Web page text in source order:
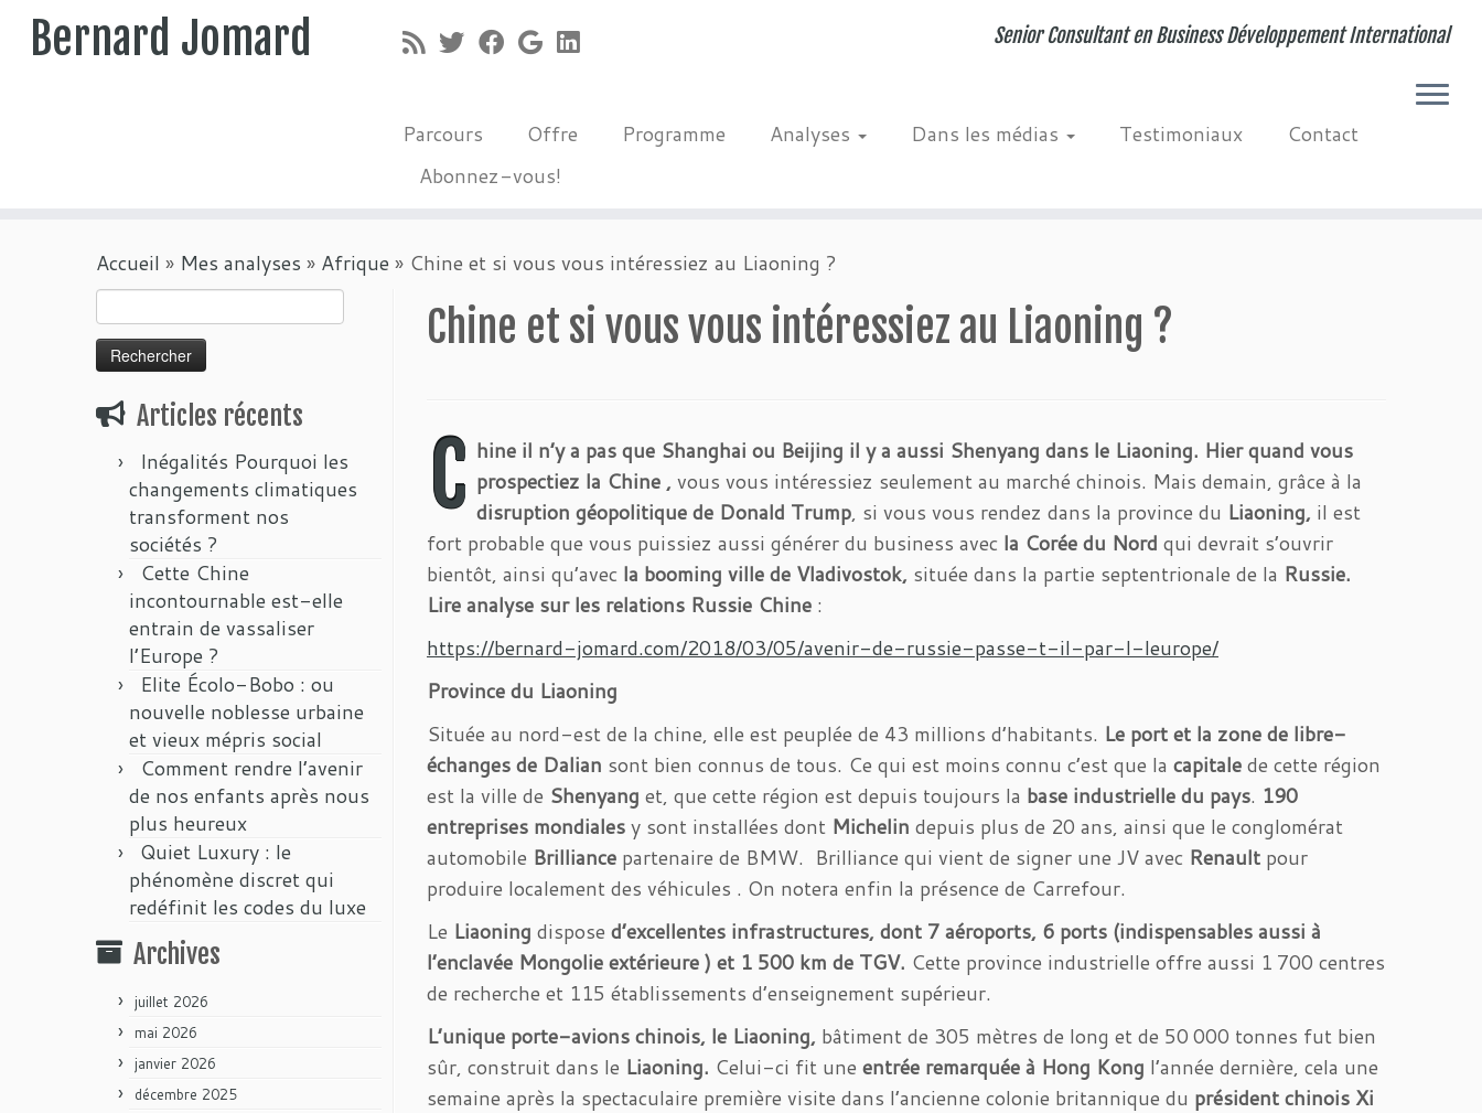
Bernard Jomard Senior Consultant en Business Développement International
Parcours Offre Programme Analyses Dans les médias Testimoniaux
Contact
Abonnez-vous!
Accueil » Mes analyses » Afrique » Chine et si vous vous intéressiez au Liaoning ?
Articles récents
Inégalités Pourquoi les
changements climatiques
transforment nos
sociétés ?
Cette Chine
incontournable est-elle
entrain de vassaliser
l’Europe ?
Elite Écolo-Bobo : ou
nouvelle noblesse urbaine
et vieux mépris social
Comment rendre l’avenir
de nos enfants après nous
plus heureux
Quiet Luxury : le
phénomène discret qui
redéfinit les codes du luxe
Archives
juillet 2026
mai 2026
janvier 2026
décembre 2025
Chine et si vous vous intéressiez au Liaoning ?
C hine il n’y a pas que Shanghai ou Beijing il y a aussi Shenyang dans le Liaoning. Hier quand vous
prospectiez la Chine , vous vous intéressiez seulement au marché chinois. Mais demain, grâce à la
disruption géopolitique de Donald Trump, si vous vous rendez dans la province du Liaoning, il est
fort probable que vous puissiez aussi générer du business avec la Corée du Nord qui devrait s’ouvrir
bientôt, ainsi qu’avec la booming ville de Vladivostok, située dans la partie septentrionale de la Russie.
Lire analyse sur les relations Russie Chine :
https://bernard-jomard.com/2018/03/05/avenir-de-russie-passe-t-il-par-l-leurope/
Province du Liaoning
Située au nord-est de la chine, elle est peuplée de 43 millions d’habitants. Le port et la zone de libre-
échanges de Dalian sont bien connus de tous. Ce qui est moins connu c’est que la capitalede cette région
est la ville de Shenyang et, que cette région est depuis toujours la base industrielle du pays. 190
entreprises mondialesy sont installées dont Michelin depuis plus de 20 ans, ainsi que le conglomérat
automobile Brilliance partenaire de BMW. Brilliance qui vient de signer une JV avec Renault pour
produire localement des véhicules . On notera enfin la présence de Carrefour.
Le Liaoning dispose d’excellentes infrastructures, dont 7 aéroports, 6 ports (indispensables aussi à
l’enclavée Mongolie extérieure ) et 1 500 km de TGV. Cette province industrielle offre aussi 1 700 centres
de recherche et 115 établissements d’enseignement supérieur.
L’unique porte-avions chinois, le Liaoning, bâtiment de 305 mètres de long et de 50 000 tonnes fut bien
sûr, construit dans le Liaoning. Celui-ci fit une entrée remarquée à Hong Kong l’année dernière, cela une
semaine après la spectaculaire première visite dans l’ancienne colonie britannique du président chinois Xi